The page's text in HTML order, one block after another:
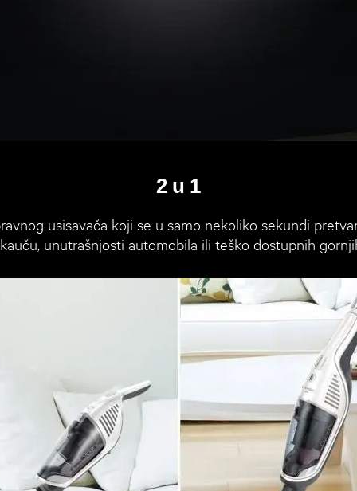
2 u 1
usisavača koji se u samo nekoliko sekundi
unutrašnjosti automobila ili teško dostupnih